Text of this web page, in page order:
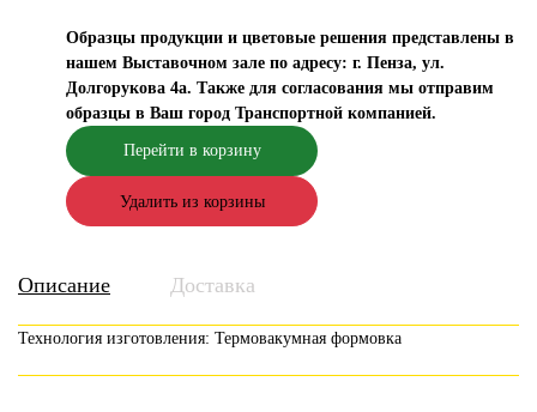
Образцы продукции и цветовые решения представлены в
нашем Выставочном зале по адресу: г. Пенза, ул.
Долгорукова 4а. Также для согласования мы отправим
образцы в Ваш город Транспортной компанией.
Перейти в корзину
Удалить из корзины
Описание Доставка
Технология изготовления: Термовакумная формовка